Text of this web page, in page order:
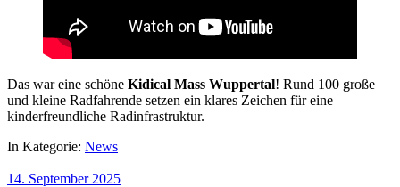
Das war eine schöne Kidical Mass Wuppertal! Rund 100 große
und kleine Radfahrende setzen ein klares Zeichen für eine
kinderfreundliche Radinfrastruktur.
In Kategorie: News
14. September 2025